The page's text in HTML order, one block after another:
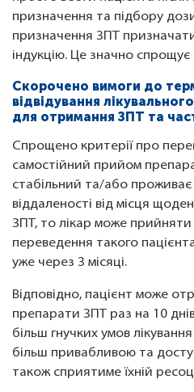
призначення та підбору
призначення ЗПТ
індукцію. Це значно
Скорочено вимоги до
відвідування
для отримання ЗПТ та
Спрощено критерії про
самостійний прийом
стабільний та/або проживає
віддаленості від місця
ЗПТ, то лікар може
переведення такого
уже через 3 місяці.
Відповідно, пацієнт може
препарати ЗПТ раз на 10
більш гнучких умов
більш привабливою та
також сприятиме їхній